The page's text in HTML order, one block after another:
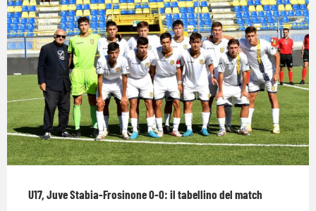
U17, Juve Stabia-Frosinone 0-0: il tabellino del match